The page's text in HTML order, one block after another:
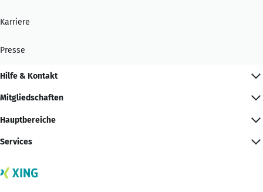
Karriere
Presse
Hilfe & Kontakt
Mitgliedschaften
Hauptbereiche
Services